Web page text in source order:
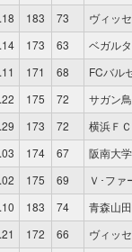
183 73
ヴィッ
173 63
ベガル
171 68
FCバル
175 72
サガン
173 72
横浜ＦＣ
174 67
阪南大学
175 69
Ｖ･ファ
183 74
青森山
172 66
ヴィッ